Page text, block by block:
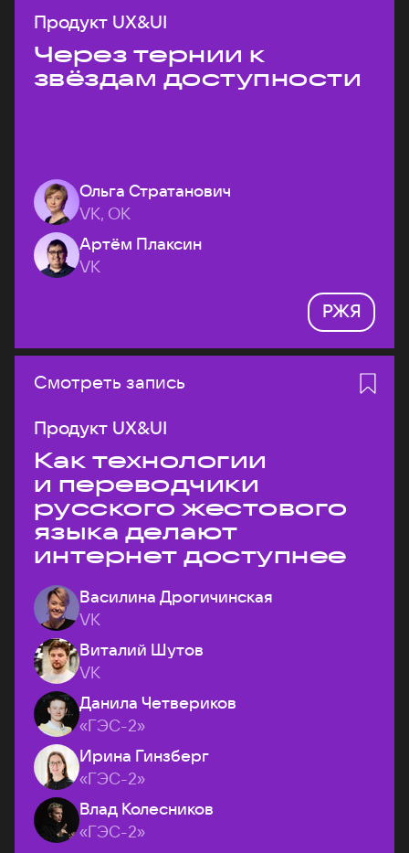
Продукт UX&UI
Через тернии к
звёздам доступности
Ольга Стратанович
VK, ОК
Артём Плаксин
VK
РЖЯ
Смотреть запись
Продукт UX&UI
Как технологии
и переводчики
русского жестового
языка делают
интернет доступнее
Василина Дрогичинская
VK
Виталий Шутов
VK
Данила Четвериков
«ГЭС-2»
Ирина Гинзберг
«ГЭС-2»
Влад Колесников
«ГЭС-2»